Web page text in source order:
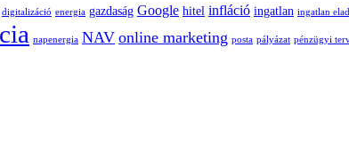
digitalizáció energia gazdaság Google hitel infláció ingatlan ingatlan
napenergia NAV online marketing posta pályázat pénzügyi